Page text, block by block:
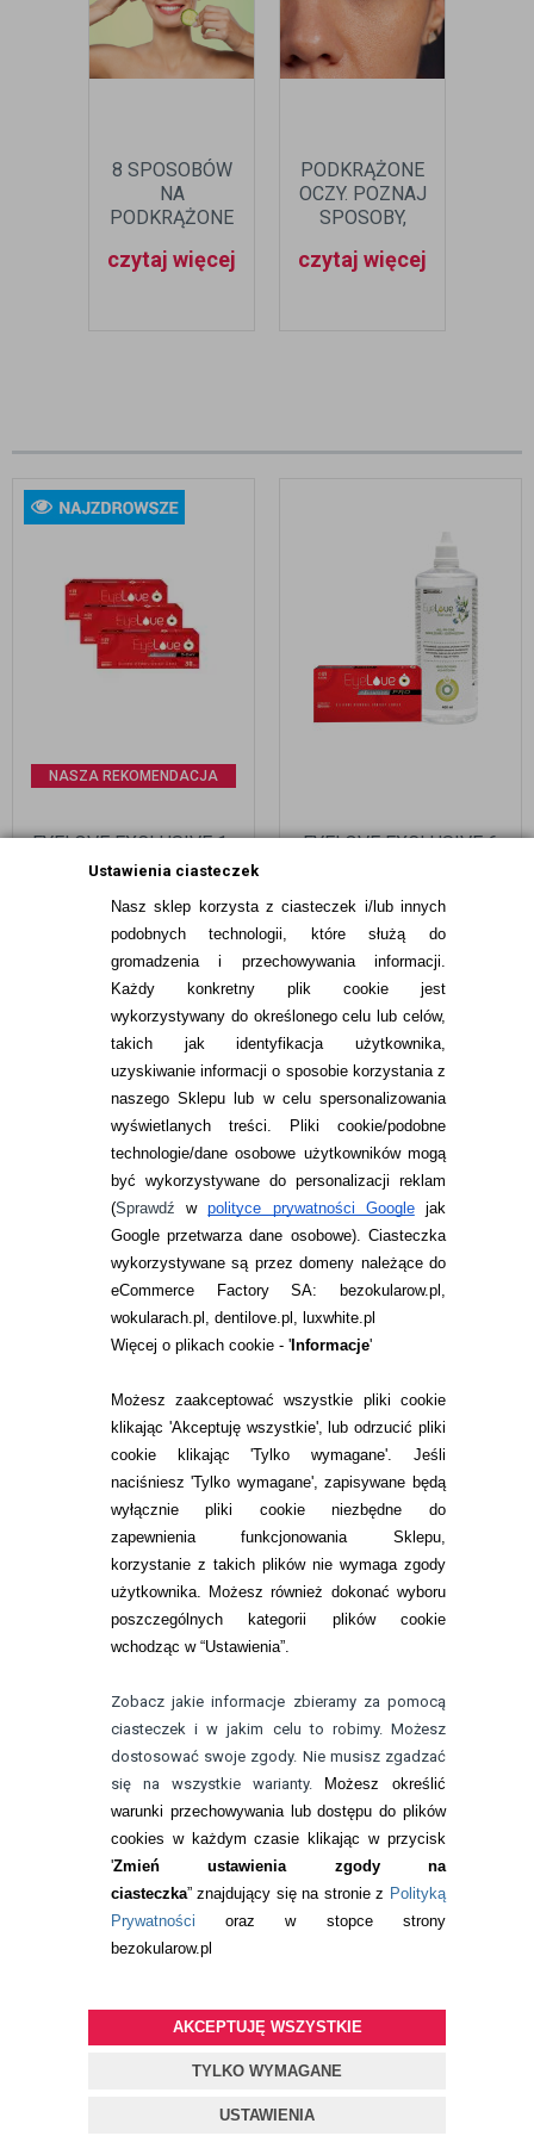
Ustawienia ciasteczek
Nasz sklep korzysta z ciasteczek i/lub innych
podobnych technologii, które służą do
gromadzenia i przechowywania informacji.
Każdy konkretny plik cookie jest
wykorzystywany do określonego celu lub celów,
takich jak identyfikacja użytkownika,
uzyskiwanie informacji o sposobie korzystania z
naszego Sklepu lub w celu spersonalizowania
wyświetlanych treści.
Pliki cookie/podobne
technologie/dane osobowe użytkowników mogą
być wykorzystywane do personalizacji reklam
(Sprawdźwpolityce prywatności Googlejak
Google przetwarza dane osobowe). Ciasteczka
wykorzystywane są przez domeny należące do
eCommerce Factory SA: bezokularow.pl,
wokularach.pl, dentilove.pl, luxwhite.pl
Więcej o plikach cookie - 'Informacje'
Możesz zaakceptować wszystkie pliki cookie
klikając 'Akceptuję wszystkie', lub odrzucić pliki
cookie klikając 'Tylko wymagane'. Jeśli
naciśniesz 'Tylko wymagane', zapisywane będą
wyłącznie pliki cookie niezbędne do
zapewnienia funkcjonowania Sklepu,
korzystanie z takich plików nie wymaga zgody
użytkownika. Możesz również dokonać wyboru
poszczególnych kategorii plików cookie
wchodząc w “Ustawienia”.
Zobacz jakie informacje zbieramy za pomocą
ciasteczek i w jakim celu to robimy. Możesz
dostosować swoje zgody. Nie musisz zgadzać
się na wszystkie warianty.
Możesz określić
warunki przechowywania lub dostępu do plików
cookies w każdym czasie klikając w przycisk
'Zmień ustawienia zgody na
ciasteczka” znajdujący się na stronie z Polityką
Prywatności oraz w stopce strony
bezokularow.pl
AKCEPTUJĘ WSZYSTKIE
TYLKO WYMAGANE
USTAWIENIA
8 SPOSOBÓW
NA
PODKRĄŻONE
czytaj więcej
PODKRĄŻONE
OCZY. POZNAJ
SPOSOBY,
OBJAWY!
czytaj więcej
NASZA REKOMENDACJA
EYELOVE EXCLUSIVE 1-
DAY 90 SZT.
269,97pln
EYELOVE EXCLUSIVE 6
116,99 pln
INFORMACJE KONTAKTOWE
JAK ZAMAWIAĆ?
ZWROTY I REKLAMACJA
WARUNKI ZAKUPÓW
RANKINGI SOCZEWEK
SOCZEWKI KOLOROWE
Zwrot (odstąpienie od umowy)
ZMIEŃ USTAWIENIA ZGODY NA CIASTECZKA
KONTAKT
telefon:
22 113 44 42
telefon:
732 08 08 72
kontakt@bezokularow.pl
BEZOKULARÓW.PL | soczewki kontaktowe i płyny